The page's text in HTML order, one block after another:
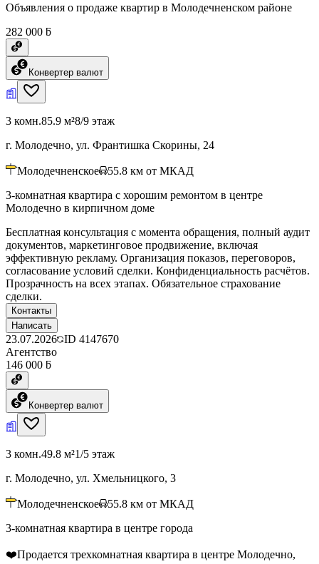
Объявления о продаже квартир в Молодечненском районе
282 000 ƃ
Конвертер валют
3 комн.85.9 м²8/9 этаж
г. Молодечно, ул. Франтишка Скорины, 24
Молодечненское 55.8 км от МКАД
3-комнатная квартира с хорошим ремонтом в центре
Молодечно в кирпичном доме
Бесплатная консультация с момента обращения, полный аудит
документов, маркетинговое продвижение, включая
эффективную рекламу. Организация показов, переговоров,
согласование условий сделки. Конфиденциальность расчётов.
Прозрачность на всех этапах. Обязательное страхование
сделки.
Контакты
Написать
23.07.2026 ID 4147670
Агентство
146 000 ƃ
Конвертер валют
3 комн.49.8 м²1/5 этаж
г. Молодечно, ул. Хмельницкого, 3
Молодечненское 55.8 км от МКАД
3-комнатная квартира в центре города
❤️Продается трехкомнатная квартира в центре Молодечно,